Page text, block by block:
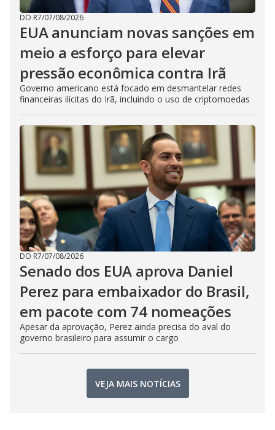
DO R7/07/08/2026
EUA anunciam novas sanções em
meio a esforço para elevar
pressão econômica contra Irã
Governo americano está focado em desmantelar redes
financeiras ilícitas do Irã, incluindo o uso de criptomoedas
DO R7/07/08/2026
Senado dos EUA aprova Daniel
Perez para embaixador do Brasil,
em pacote com 74 nomeações
Apesar da aprovação, Perez ainda precisa do aval do
governo brasileiro para assumir o cargo
VEJA MAIS NOTÍCIAS